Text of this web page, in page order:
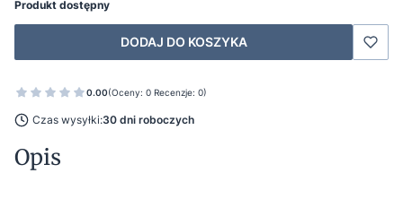
Produkt dostępny
DODAJ DO KOSZYKA
0.00(Oceny: 0 Recenzje: 0)
Czas wysyłki:30 dni roboczych
Opis